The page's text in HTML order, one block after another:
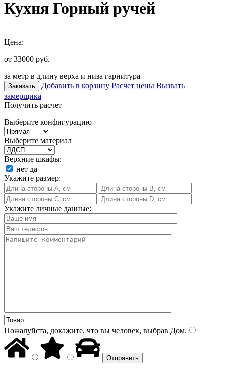
Кухня Горный ручей
Цена:
от 33000 руб.
за метр в длину верха и низа гарнитура
Заказать Добавить в корзину Расчет цены Вызвать
замерщика
Получить расчет
Выберите конфигурацию
Выберите материал
Верхние шкафы:
нет да
Укажите размер:
Укажите личные данные:
Пожалуйста, докажите, что вы человек, выбрав Дом.